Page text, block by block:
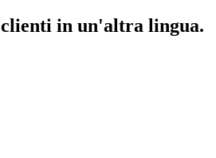
clienti in un'altra lingua.